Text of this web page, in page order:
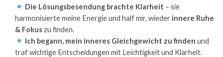
Die Lösungsbesendung brachte Klarheit – sie
harmonisierte meine Energie und half mir, wieder innere Ruhe
& Fokus zu finden.
Ich begann, mein inneres Gleichgewicht zu finden und
traf wichtige Entscheidungen mit Leichtigkeit und Klarheit.